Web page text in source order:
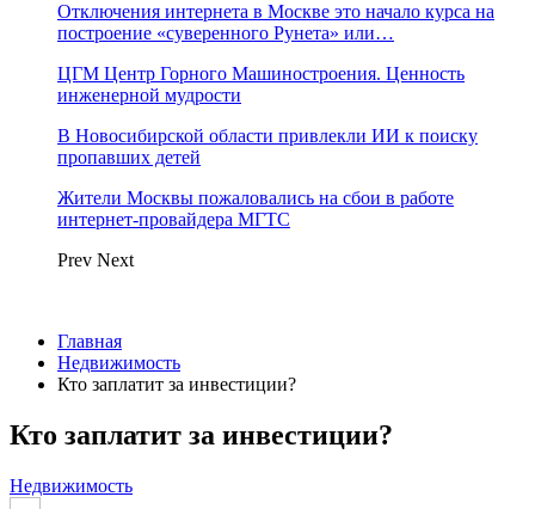
Отключения интернета в Москве это начало курса на
построение «суверенного Рунета» или…
ЦГМ Центр Горного Машиностроения. Ценность
инженерной мудрости
В Новосибирской области привлекли ИИ к поиску
пропавших детей
Жители Москвы пожаловались на сбои в работе
интернет-провайдера МГТС
Prev Next
Главная
Недвижимость
Кто заплатит за инвестиции?
Кто заплатит за инвестиции?
Недвижимость